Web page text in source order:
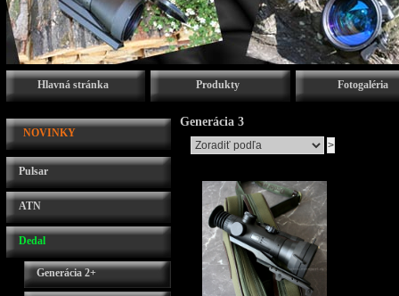
Hlavná stránka Produkty Fotogaléria
NOVINKY
Pulsar
ATN
Dedal
Generácia 2+
Generácia 3